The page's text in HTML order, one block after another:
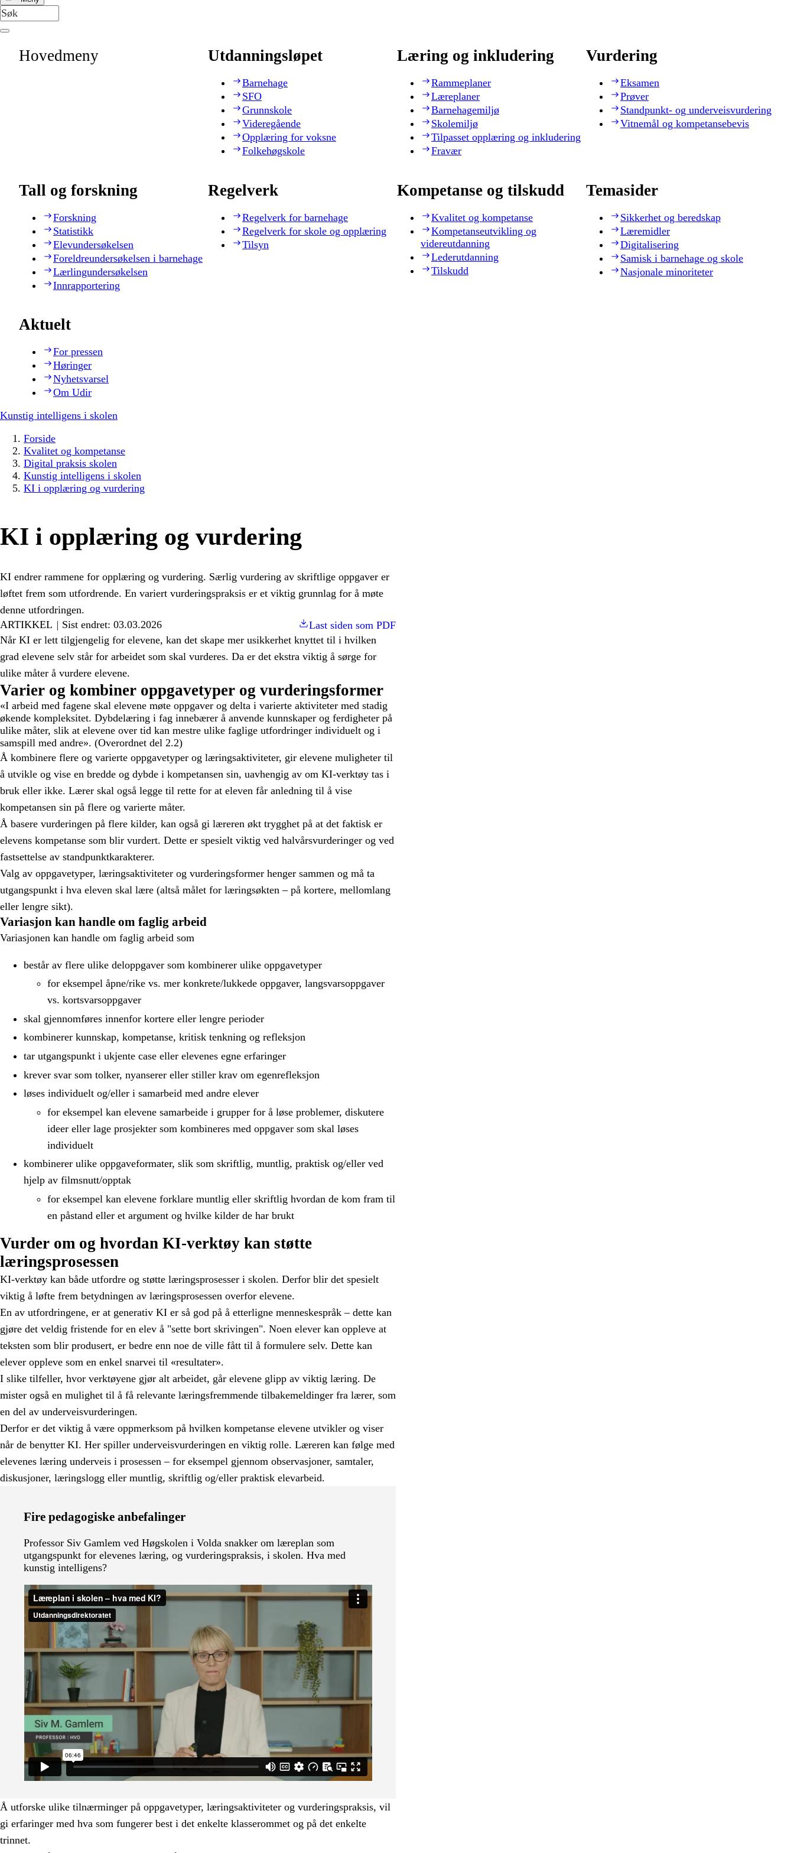
Hovedmeny Utdanningsløpet
Barnehage
SFO
Grunnskole
Videregående
Opplæring for voksne
Folkehøgskole
Læring og inkludering
Rammeplaner
Læreplaner
Barnehagemiljø
Skolemiljø
Tilpasset opplæring og inkludering
Fravær
Vurdering
Eksamen
Prøver
Standpunkt- og underveisvurdering
Vitnemål og kompetansebevis
Tall og forskning
Forskning
Statistikk
Elevundersøkelsen
Foreldreundersøkelsen i barnehage
Lærlingundersøkelsen
Innrapportering
Regelverk
Regelverk for barnehage
Regelverk for skole og opplæring
Tilsyn
Kompetanse og tilskudd
Kvalitet og kompetanse
Kompetanseutvikling og
videreutdanning
Lederutdanning
Tilskudd
Temasider
Sikkerhet og beredskap
Læremidler
Digitalisering
Samisk i barnehage og skole
Nasjonale minoriteter
Aktuelt
For pressen
Høringer
Nyhetsvarsel
Om Udir
Kunstig intelligens i skolen
Forside
Kvalitet og kompetanse
Digital praksis skolen
Kunstig intelligens i skolen
KI i opplæring og vurdering
KI i opplæring og vurdering
KI endrer rammene for opplæring og vurdering. Særlig vurdering av skriftlige oppgaver er
løftet frem som utfordrende. En variert vurderingspraksis er et viktig grunnlag for å møte
denne utfordringen.
ARTIKKEL
Sist endret: 03.03.2026
Last siden som PDF
Når KI er lett tilgjengelig for elevene, kan det skape mer usikkerhet knyttet til i hvilken
grad elevene selv står for arbeidet som skal vurderes. Da er det ekstra viktig å sørge for
ulike måter å vurdere elevene.
Varier og kombiner oppgavetyper og vurderingsformer
«I arbeid med fagene skal elevene møte oppgaver og delta i varierte aktiviteter med stadig
økende kompleksitet. Dybdelæring i fag innebærer å anvende kunnskaper og ferdigheter på
ulike måter, slik at elevene over tid kan mestre ulike faglige utfordringer individuelt og i
samspill med andre». (Overordnet del 2.2)
Å kombinere flere og varierte oppgavetyper og læringsaktiviteter, gir elevene muligheter til
å utvikle og vise en bredde og dybde i kompetansen sin, uavhengig av om KI-verktøy tas i
bruk eller ikke. Lærer skal også legge til rette for at eleven får anledning til å vise
kompetansen sin på flere og varierte måter.
Å basere vurderingen på flere kilder, kan også gi læreren økt trygghet på at det faktisk er
elevens kompetanse som blir vurdert. Dette er spesielt viktig ved halvårsvurderinger og ved
fastsettelse av standpunktkarakterer.
Valg av oppgavetyper, læringsaktiviteter og vurderingsformer henger sammen og må ta
utgangspunkt i hva eleven skal lære (altså målet for læringsøkten – på kortere, mellomlang
eller lengre sikt).
Variasjon kan handle om faglig arbeid
Variasjonen kan handle om faglig arbeid som
består av flere ulike deloppgaver som kombinerer ulike oppgavetyper
for eksempel åpne/rike vs. mer konkrete/lukkede oppgaver, langsvarsoppgaver
vs. kortsvarsoppgaver
skal gjennomføres innenfor kortere eller lengre perioder
kombinerer kunnskap, kompetanse, kritisk tenkning og refleksjon
tar utgangspunkt i ukjente case eller elevenes egne erfaringer
krever svar som tolker, nyanserer eller stiller krav om egenrefleksjon
løses individuelt og/eller i samarbeid med andre elever
for eksempel kan elevene samarbeide i grupper for å løse problemer, diskutere
ideer eller lage prosjekter som kombineres med oppgaver som skal løses
individuelt
kombinerer ulike oppgaveformater, slik som skriftlig, muntlig, praktisk og/eller ved
hjelp av filmsnutt/opptak
for eksempel kan elevene forklare muntlig eller skriftlig hvordan de kom fram til
en påstand eller et argument og hvilke kilder de har brukt
Vurder om og hvordan KI-verktøy kan støtte
læringsprosessen
KI-verktøy kan både utfordre og støtte læringsprosesser i skolen. Derfor blir det spesielt
viktig å løfte frem betydningen av læringsprosessen overfor elevene.
En av utfordringene, er at generativ KI er så god på å etterligne menneskespråk – dette kan
gjøre det veldig fristende for en elev å "sette bort skrivingen". Noen elever kan oppleve at
teksten som blir produsert, er bedre enn noe de ville fått til å formulere selv. Dette kan
elever oppleve som en enkel snarvei til «resultater».
I slike tilfeller, hvor verktøyene gjør alt arbeidet, går elevene glipp av viktig læring. De
mister også en mulighet til å få relevante læringsfremmende tilbakemeldinger fra lærer, som
en del av underveisvurderingen.
Derfor er det viktig å være oppmerksom på hvilken kompetanse elevene utvikler og viser
når de benytter KI. Her spiller underveisvurderingen en viktig rolle. Læreren kan følge med
elevenes læring underveis i prosessen – for eksempel gjennom observasjoner, samtaler,
diskusjoner, læringslogg eller muntlig, skriftlig og/eller praktisk elevarbeid.
Fire pedagogiske anbefalinger
Professor Siv Gamlem ved Høgskolen i Volda snakker om læreplan som
utgangspunkt for elevenes læring, og vurderingspraksis, i skolen. Hva med
kunstig intelligens?
Å utforske ulike tilnærminger på oppgavetyper, læringsaktiviteter og vurderingspraksis, vil
gi erfaringer med hva som fungerer best i det enkelte klasserommet og på det enkelte
trinnet.